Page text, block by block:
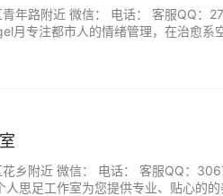
青年路附近 微信： 电话： 客服QQ
月专注都市人的情绪管理，在治愈系
花乡附近 微信： 电话： 客服QQ：
人思足工作室为您提供专业、贴心的